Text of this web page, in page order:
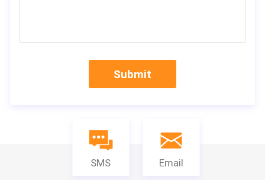
Submit
SMS Email